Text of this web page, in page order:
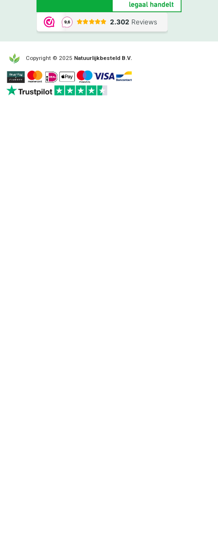
Copyright © 2025 Natuurlijkbesteld B.V.